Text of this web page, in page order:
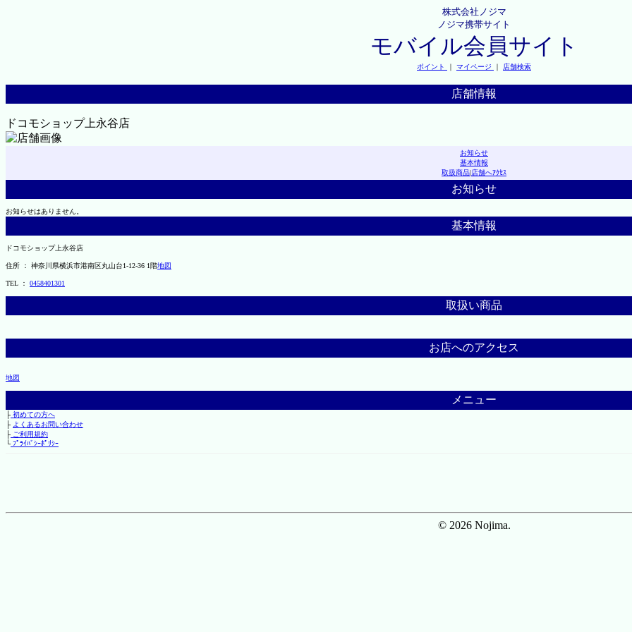
株式会社ノジマ
ノジマ携帯サイト
モバイル会員サイト
ポイント ｜ マイページ ｜ 店舗検索
店舗情報
ドコモショップ上永谷店
お知らせ
基本情報
取扱商品|店舗へｱｸｾｽ
お知らせ
お知らせはありません。
基本情報
ドコモショップ上永谷店
住所 ： 神奈川県横浜市港南区丸山台1-12-36 1階地図
TEL ： 0458401301
取扱い商品
お店へのアクセス
地図
メニュー
├初めての方へ
├ よくあるお問い合わせ
├ご利用規約
└ﾌﾟﾗｲﾊﾞｼｰﾎﾟﾘｼｰ
© 2026 Nojima.